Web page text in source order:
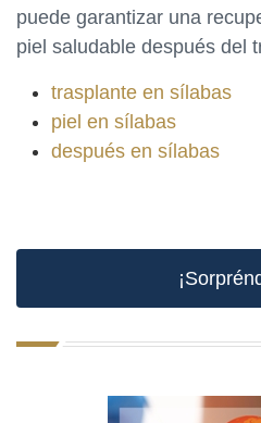
puede garantizar una
piel saludable después del
trasplante en sílabas
piel en sílabas
después en sílabas